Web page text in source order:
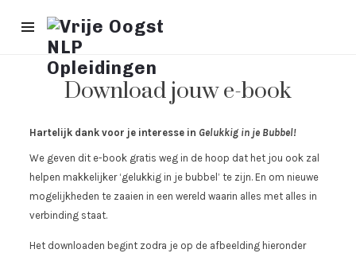
Download jouw e-book
Hartelijk dank voor je interesse in Gelukkig in je Bubbel!
We geven dit e-book gratis weg in de hoop dat het jou ook zal
helpen makkelijker ‘gelukkig in je bubbel’ te zijn. En om nieuwe
mogelijkheden te zaaien in een wereld waarin alles met alles in
verbinding staat.
Het downloaden begint zodra je op de afbeelding hieronder